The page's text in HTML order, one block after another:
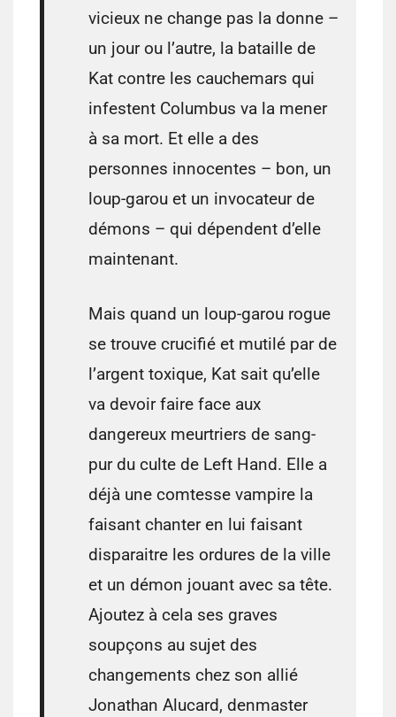
vicieux ne change pas la donne –
un jour ou l’autre, la bataille de
Kat contre les cauchemars qui
infestent Columbus va la mener
à sa mort. Et elle a des
personnes innocentes – bon, un
loup-garou et un invocateur de
démons – qui dépendent d’elle
maintenant.
Mais quand un loup-garou rogue
se trouve crucifié et mutilé par de
l’argent toxique, Kat sait qu’elle
va devoir faire face aux
dangereux meurtriers de sang-
pur du culte de Left Hand. Elle a
déjà une comtesse vampire la
faisant chanter en lui faisant
disparaitre les ordures de la ville
et un démon jouant avec sa tête.
Ajoutez à cela ses graves
soupçons au sujet des
changements chez son allié
Jonathan Alucard, denmaster